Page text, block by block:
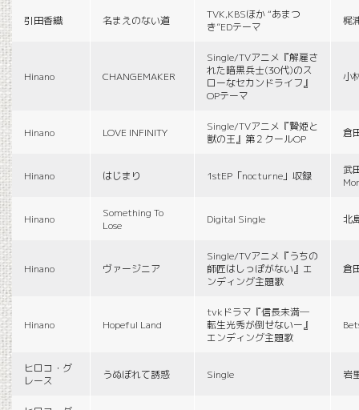
引田香織 名まえのない道
TVK,KBSほか “あまつ
き”EDテーマ
梶
Hinano CHANGEMAKER
Single/TVアニメ『解雇さ
れた暗黒兵士(30代)のス
ローなセカンドライフ』
OPテーマ
小
Hinano LOVE INFINITY
Single/TVアニメ『贄姫と
獣の王』第２クールOP
倉
Hinano はじまり 1stEP「nocturne」収録
武
Hinano
Something To
Lose
Digital Single 北
Hinano ヴァージニア
Single/TVアニメ『うちの
師匠はしっぽがない』エ
ンディング主題歌
倉
Hinano Hopeful Land
tvkドラマ『信長未満―
転生光秀が倒せないー』
エンディング主題歌
ヒロコ・グ
レース
うぬぼれて誘惑 Single 岩